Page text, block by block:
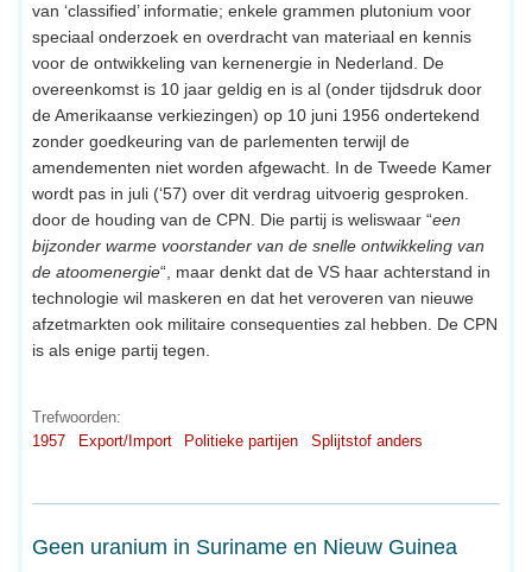
van ‘classified’ informatie; enkele grammen plutonium voor
speciaal onderzoek en overdracht van materiaal en kennis
voor de ontwikkeling van kernenergie in Nederland. De
overeenkomst is 10 jaar geldig en is al (onder tijdsdruk door
de Amerikaanse verkiezingen) op 10 juni 1956 ondertekend
zonder goedkeuring van de parlementen terwijl de
amendementen niet worden afgewacht. In de Tweede Kamer
wordt pas in juli (‘57) over dit verdrag uitvoerig gesproken.
door de houding van de CPN. Die partij is weliswaar “een
bijzonder warme voorstander van de snelle ontwikkeling van
de atoomenergie“, maar denkt dat de VS haar achterstand in
technologie wil maskeren en dat het veroveren van nieuwe
afzetmarkten ook militaire consequenties zal hebben. De CPN
is als enige partij tegen.
Trefwoorden:
1957
Export/Import Politieke partijen Splijtstof anders
Geen uranium in Suriname en Nieuw Guinea